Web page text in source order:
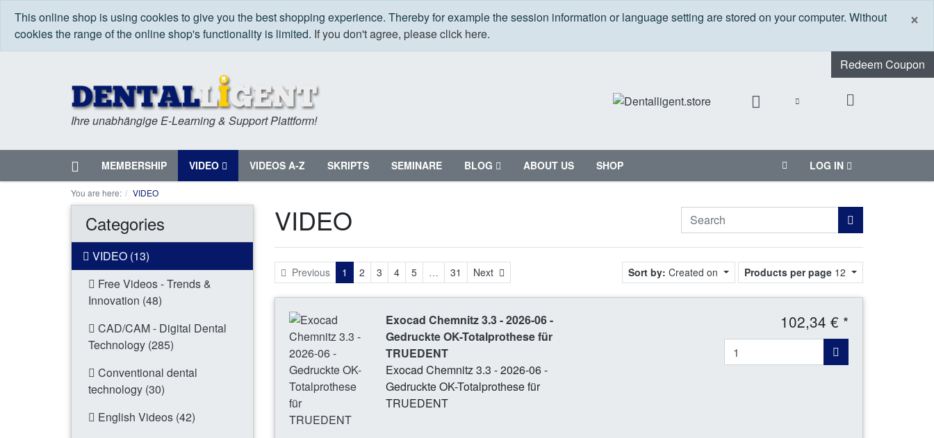
×
This online shop is using cookies to give you the best shopping experience. Thereby for example the session information or language setting are stored on your computer. Without
cookies the range of the online shop's functionality is limited. If you don't agree, please click here.
Redeem Coupon
Ihre unabhängige E-Learning & Support Plattform!
Home
Menu MEMBERSHIP VIDEO VIDEOS A-Z SKRIPTS SEMINARE BLOG ABOUT US SHOP LOG IN
You are here: VIDEO
Categories
VIDEO (13)
Free Videos - Trends &
Innovation (48)
CAD/CAM - Digital Dental
Technology (285)
Conventional dental
technology (30)
English Videos (42)
VIDEO
Previous 1 2 3 4 5 … 31 Next Next Sort by: Created on Products per page 12
Exocad Chemnitz 3.3 - 2026-06 -
Gedruckte OK-Totalprothese für
TRUEDENT
Exocad Chemnitz 3.3 - 2026-06 -
Gedruckte OK-Totalprothese für
TRUEDENT
102,34 € *